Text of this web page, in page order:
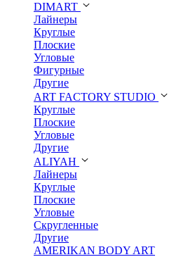
DIMART
Лайнеры
Круглые
Плоские
Угловые
Фигурные
Другие
ART FACTORY STUDIO
Круглые
Плоские
Угловые
Другие
ALIYAH
Лайнеры
Круглые
Плоские
Угловые
Скругленные
Другие
AMERIKAN BODY ART